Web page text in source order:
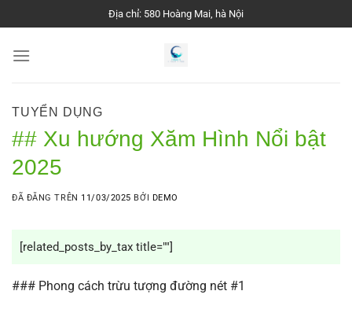
đến
nội
Địa chỉ: 580 Hoàng Mai, hà Nội
TUYỂN DỤNG
## Xu hướng Xăm Hình Nổi bật
2025
ĐÃ ĐĂNG TRÊN 11/03/2025 BỞI DEMO
[related_posts_by_tax title=""]
### Phong cách trừu tượng đường nét #1